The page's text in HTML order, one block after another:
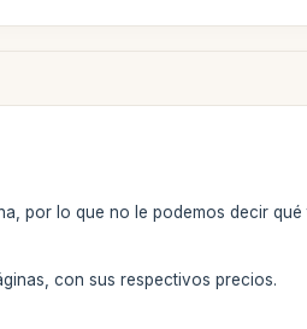
por lo que no le podemos decir
con sus respectivos precios.